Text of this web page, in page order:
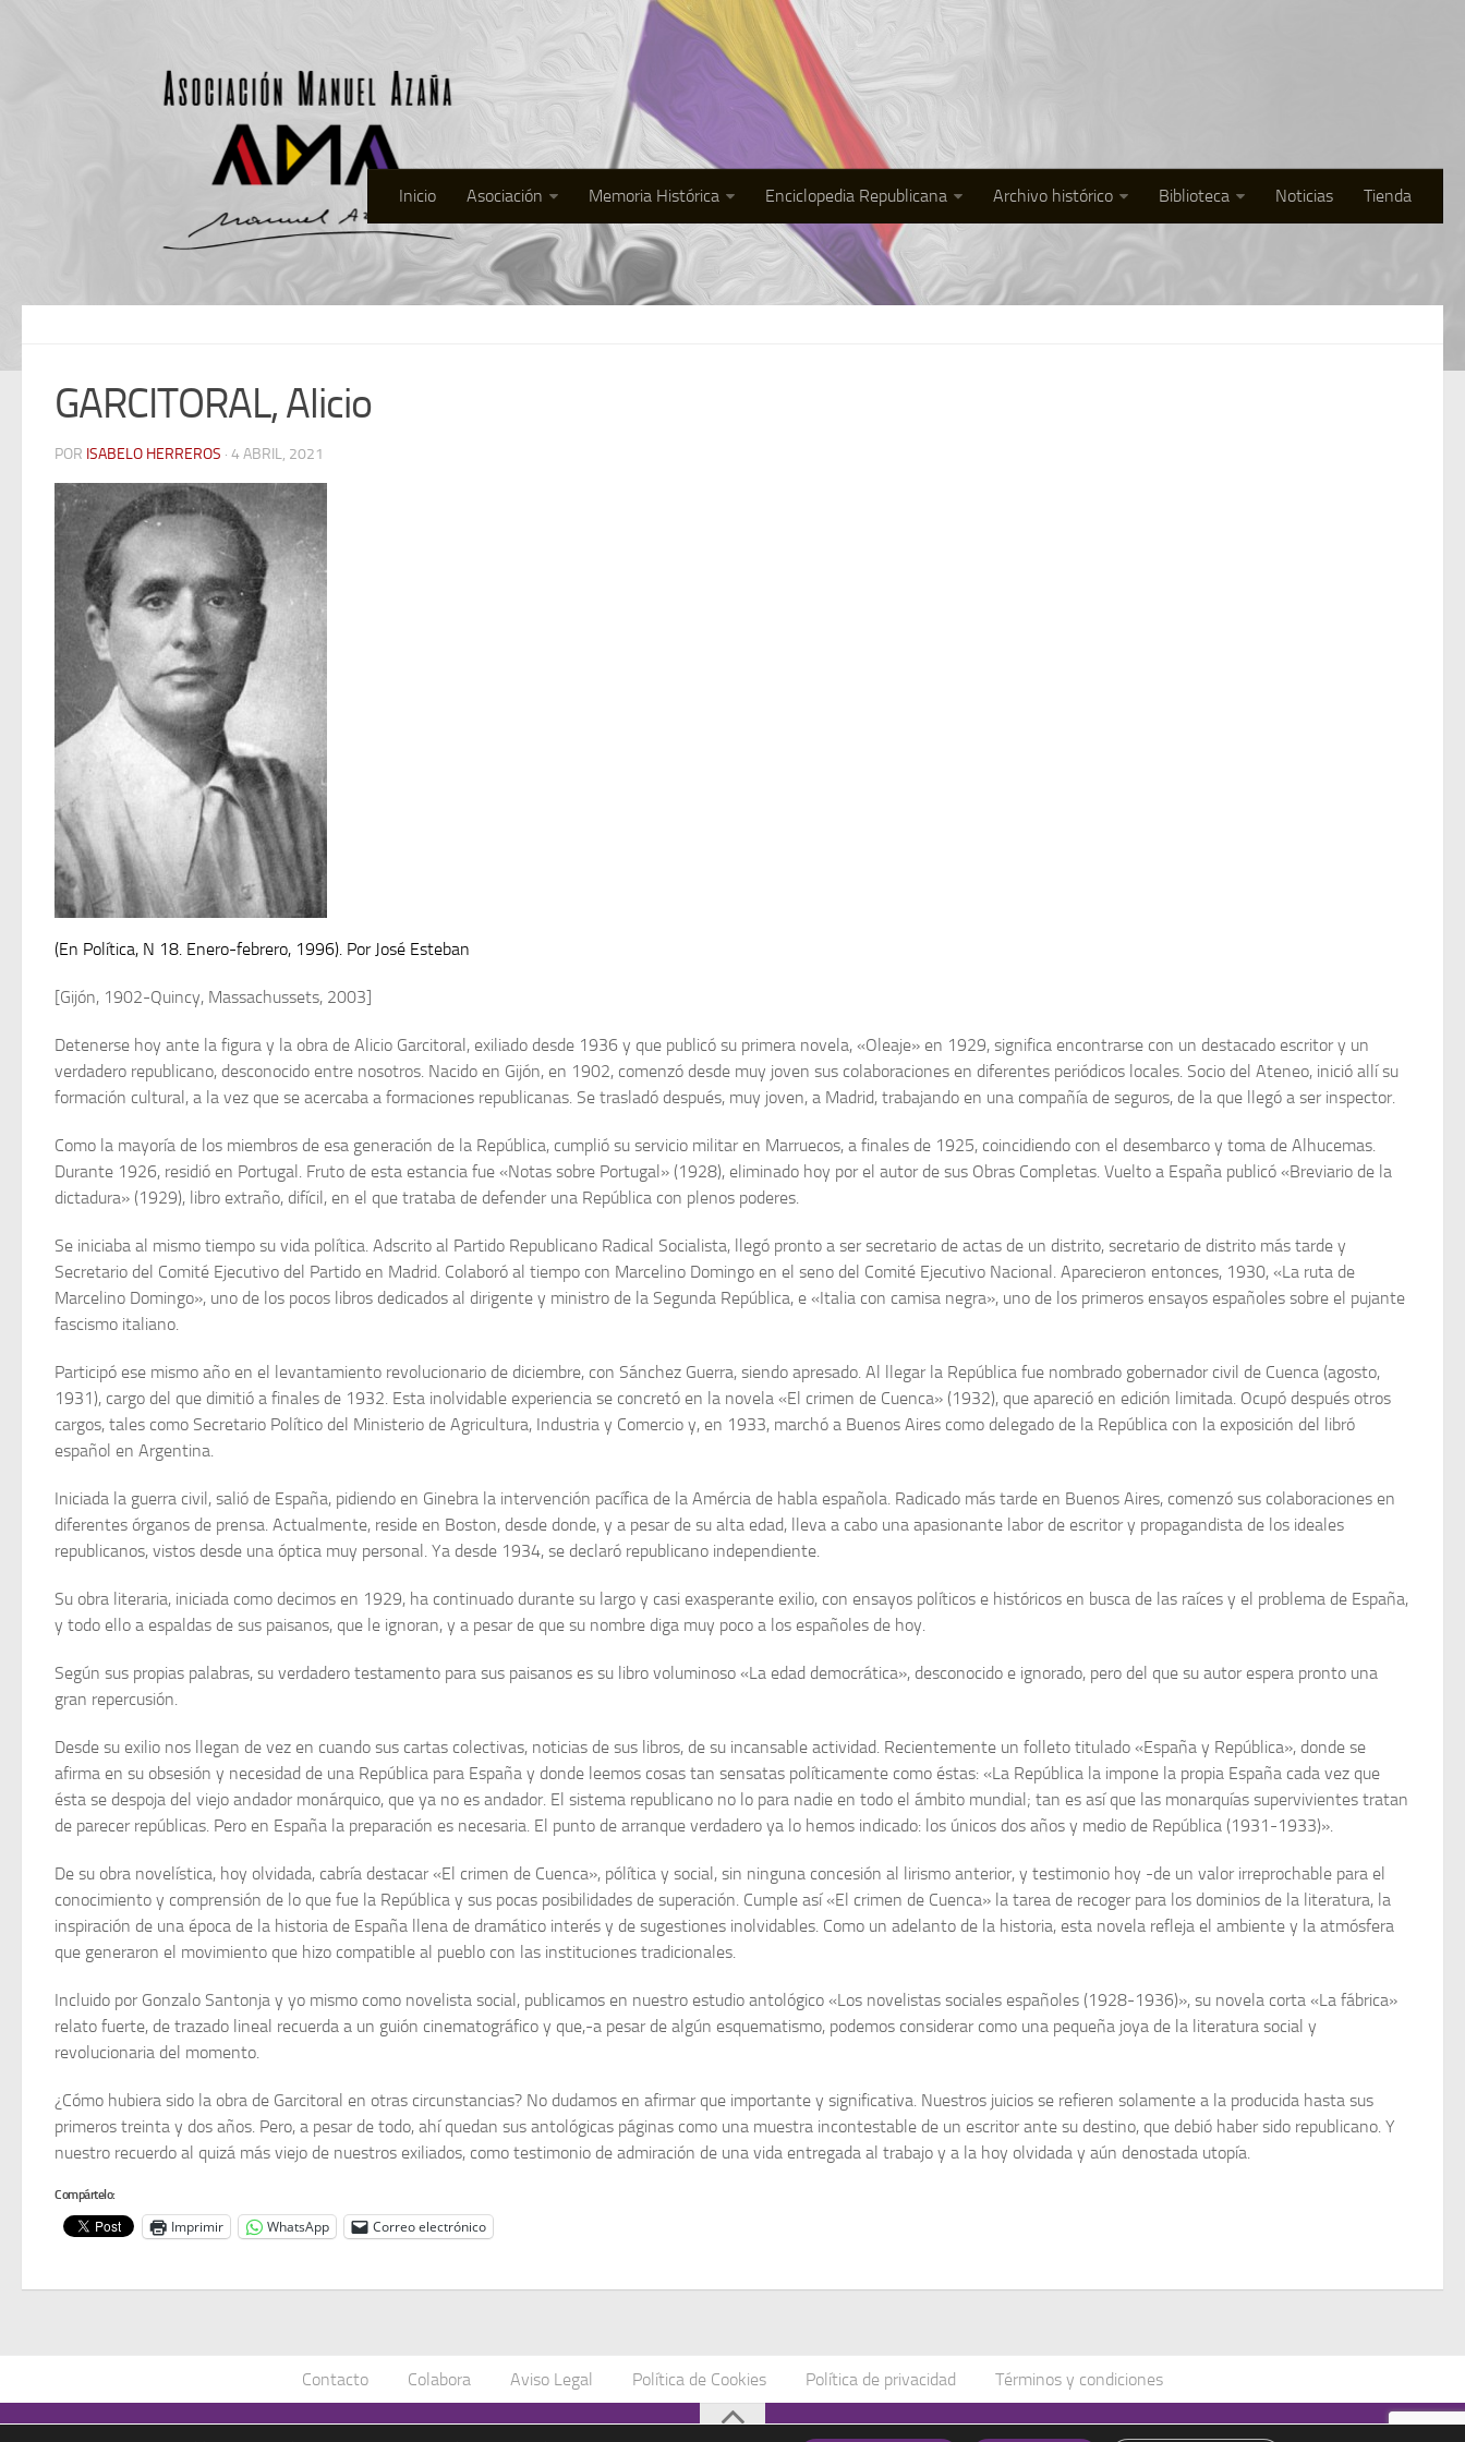
Inicio Asociación Memoria Histórica Enciclopedia Republicana Archivo histórico Biblioteca Noticias Tienda
GARCITORAL, Alicio
POR ISABELO HERREROS · 4 ABRIL, 2021
(En Política, N 18. Enero-febrero, 1996). Por José Esteban
[Gijón, 1902-Quincy, Massachussets, 2003]
Detenerse hoy ante la figura y la obra de Alicio Garcitoral, exiliado desde 1936 y que pu­blicó su primera novela, «Ole­aje» en 1929, significa encontrarse con un destacado escritor y un
verdadero re­publicano, desconocido entre nosotros. Nacido en Gijón, en 1902, comenzó desde muy joven sus colaboraciones en diferentes periódicos locales. Socio del Ate­neo, inició allí su
formación cultural, a la vez que se acercaba a formaciones repu­blicanas. Se trasladó después, muy joven, a Madrid, trabajando en una compañía de seguros, de la que llegó a ser inspector.
Como la mayoría de los miembros de esa generación de la República, cumplió su servicio militar en Marruecos, a fina­les de 1925, coincidiendo con el desem­barco y toma de Alhucemas.
Durante 1926, residió en Portugal. Fruto de esta es­tancia fue «Notas sobre Portugal» (1928), eliminado hoy por el autor de sus Obras Completas. Vuelto a España publicó «Breviario de la
dictadura» (1929), libro extraño, difícil, en el que trataba de defen­der una República con plenos poderes.
Se iniciaba al mismo tiempo su vida política. Adscrito al Partido Republicano Radical Socialista, llegó pronto a ser se­cretario de actas de un distrito, secreta­rio de distrito más tarde y
Secretario del Comité Ejecutivo del Partido en Madrid. Colaboró al tiempo con Marcelino Do­mingo en el seno del Comité Ejecutivo Nacional. Aparecieron entonces, 1930, «La ruta de
Marcelino Domingo», uno de los pocos libros dedicados al dirigen­te y ministro de la Segunda República, e «Italia con camisa negra», uno de los pri­meros ensayos españoles sobre el pujante
fascismo italiano.
Participó ese mismo año en el levan­tamiento revolucionario de diciembre, con Sánchez Guerra, siendo apresado. Al llegar la República fue nombrado gobernador civil de Cuenca (agosto,
1931), car­go del que dimitió a finales de 1932. Es­ta inolvidable experiencia se concretó en la novela «El crimen de Cuenca» (1932), que apareció en edición limitada. Ocupó después otros
cargos, tales como Secre­tario Político del Ministerio de Agricul­tura, Industria y Comercio y, en 1933, marchó a Buenos Aires como delegado de la República con la exposición del libró
español en Argentina.
Iniciada la guerra civil, salió de Es­paña, pidiendo en Ginebra la interven­ción pacífica de la Amércia de habla es­pañola. Radicado más tarde en Buenos Aires, comenzó sus colaboraciones en
diferentes órganos de prensa. Actualmente, reside en Boston, desde donde, y a pesar de su alta edad, lleva a cabo una apasionante labor de escritor y propagandista de los ideales
republicanos, vistos desde una óptica muy personal. Ya desde 1934, se declaró republicano independiente.
Su obra literaria, iniciada como deci­mos en 1929, ha continuado durante su largo y casi exasperante exilio, con ensayos políticos e históricos en busca de las raí­ces y el problema de España,
y todo ello a espaldas de sus paisanos, que le igno­ran, y a pesar de que su nombre diga muy poco a los españoles de hoy.
Según sus propias palabras, su ver­dadero testamento para sus paisanos es su libro voluminoso «La edad democrá­tica», desconocido e ignorado, pero del que su autor espera pronto una
gran re­percusión.
Desde su exilio nos llegan de vez en cuando sus cartas colectivas, noticias de sus libros, de su incansable actividad. Re­cientemente un folleto titulado «España y República», donde se
afirma en su ob­sesión y necesidad de una República pa­ra España y donde leemos cosas tan sen­satas políticamente como éstas: «La República la impone la propia España cada vez que
ésta se despoja del viejo andador monárquico, que ya no es andador. El sis­tema republicano no lo para nadie en to­do el ámbito mundial; tan es así que las monarquías supervivientes tratan
de pa­recer repúblicas. Pero en España la preparación es necesaria. El punto de arran­que verdadero ya lo hemos indicado: los únicos dos años y medio de República (1931-1933)».
De su obra novelística, hoy olvidada, cabría destacar «El crimen de Cuenca», pólítica y social, sin ninguna conce­sión al lirismo anterior, y testimonio hoy -de un valor irreprochable para el
conocimiento y comprensión de lo que fue la República y sus pocas posibilidades de superación. Cumple así «El crimen de Cuenca» la tarea de recoger para los do­minios de la literatura, la
inspiración de una época de la historia de España llena de dramático interés y de sugestiones inolvidables. Como un adelanto de la historia, esta novela refleja el ambiente y la atmósfera
que generaron el movimiento que hizo compatible al pueblo con las instituciones tradicionales.
Incluido por Gonzalo Santonja y yo mismo como novelista social, publica­mos en nuestro estudio antológico «Los novelistas sociales españoles (1928-1936)», su novela corta «La fábrica»
relato fuerte, de trazado lineal recuerda a un guión cinematográfico y que,-a pesar de algún esquematismo, podemos conside­rar como una pequeña joya de la literatu­ra social y
revolucionaria del momento.
¿Cómo hubiera sido la obra de Gar­citoral en otras circunstancias? No duda­mos en afirmar que importante y signifi­cativa. Nuestros juicios se refieren sola­mente a la producida hasta sus
primeros treinta y dos años. Pero, a pesar de todo, ahí quedan sus antológicas páginas como una muestra incontestable de un escritor ante su destino, que debió haber sido re­publicano. Y
nuestro recuerdo al quizá más viejo de nuestros exiliados, como tes­timonio de admiración de una vida entregada al trabajo y a la hoy olvidada y aún denostada utopía.
Compártelo:
Imprimir WhatsApp Correo electrónico
Contacto Colabora Aviso Legal Política de Cookies Política de privacidad Términos y condiciones